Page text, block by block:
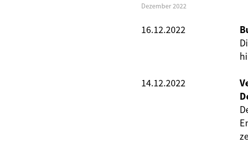
Dezember 2022
16.12.2022
14.12.2022